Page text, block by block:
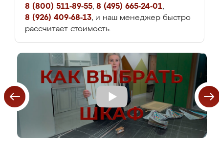
8 (800) 511-89-55, 8 (495) 665-24-01,
8 (926) 409-68-13, и наш менеджер быстро
рассчитает стоимость.